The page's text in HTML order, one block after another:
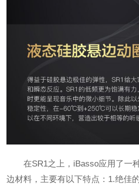
在SR1之上，iBasso应用了一
边材料，主要有以下特点：1.绝佳